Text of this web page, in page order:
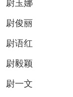
尉玉娜
尉俊丽
尉语红
尉毅颖
尉一文